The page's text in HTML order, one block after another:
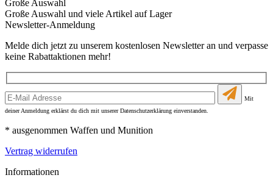
Große Auswahl
Große Auswahl und viele Artikel auf Lager
Newsletter-Anmeldung
Melde dich jetzt zu unserem kostenlosen Newsletter an und verpasse
keine Rabattaktionen mehr!
Mit
deiner Anmeldung erklärst du dich mit unserer Datenschutzerklärung einverstanden.
* ausgenommen Waffen und Munition
Vertrag widerrufen
Informationen